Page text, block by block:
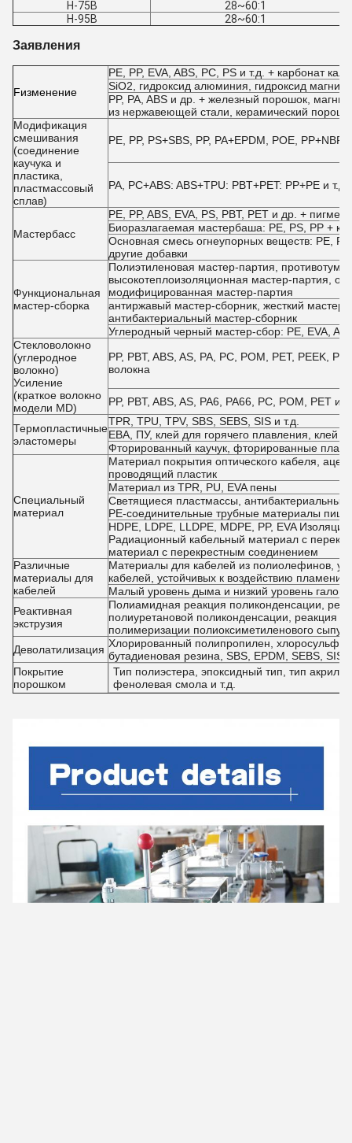
H-75B
28~60:1
H-95B
28~60:1
Заявления
Fизменение
PE, PP, EVA, ABS, PC, PS и т.д. + карбонат
SiO2, гидроксид алюминия, гидроксид
PP, PA, ABS и др. + железный порошок,
из нержавеющей стали, керамический
Модификация
смешивания
(соединение
каучука и
пластика,
пластмассовый
сплав)
PE, PP, PS+SBS, PP, PA+EPDM, POE,
PA, PC+ABS: ABS+TPU: PBT+PET: PP+PE и т.д.
Мастербасс
PE, PP, ABS, EVA, PS, PBT, PET и др. +
Биоразлагаемая мастербаша: PE, PS, PP +
Основная смесь огнеупорных веществ: PE,
другие добавки
Функциональная
мастер-сборка
Полиэтиленовая мастер-партия,
высокотеплоизоляционная мастер-партия,
модифицированная мастер-партия
антиржавый мастер-сборник, жесткий мастер-
антибактериальный мастер-сборник
Углеродный черный мастер-сбор: PE, EVA,
Стекловолокно
(углеродное
волокно)
Усиление
(краткое волокно
модели MD)
PP, PBT, ABS, AS, PA, PC, POM, PET, PEEK,
волокна
PP, PBT, ABS, AS, PA6, PA66, PC, POM, PET и
Термопластичные
эластомеры
TPR, TPU, TPV, SBS, SEBS, SIS и т.д.
ЕВА, ПУ, клей для горячего плавления, клей
Фторированный каучук, фторированные
Специальный
материал
Материал покрытия оптического кабеля,
проводящий пластик
Материал из TPR, PU, EVA пены
Светящиеся пластмассы,
PE-соединительные трубные материалы
HDPE, LDPE, LLDPE, MDPE, PP, EVA
Радиационный кабельный материал с
материал с перекрестным соединением
Различные
материалы для
кабелей
Материалы для кабелей из полиолефинов,
кабелей, устойчивых к воздействию
Малый уровень дыма и низкий уровень
Реактивная
экструзия
Полиамидная реакция поликонденсации,
полиуретановой поликонденсации, реакция
полимеризации полиоксиметиленового
Деволатилизация Хлорированный полипропилен,
бутадиеновая резина, SBS, EPDM, SEBS, SIS
Покрытие
порошком
Тип полиэстера, эпоксидный тип, тип
фенолевая смола и т.д.